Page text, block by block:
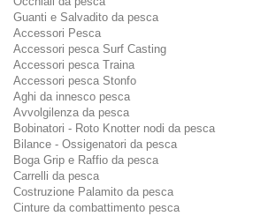
Guanti e Salvadito da pesca
Accessori Pesca
Accessori pesca Surf Casting
Accessori pesca Traina
Accessori pesca Stonfo
Aghi da innesco pesca
Avvolgilenza da pesca
Bobinatori - Roto Knotter nodi da pesca
Bilance - Ossigenatori da pesca
Boga Grip e Raffio da pesca
Carrelli da pesca
Costruzione Palamito da pesca
Cinture da combattimento pesca